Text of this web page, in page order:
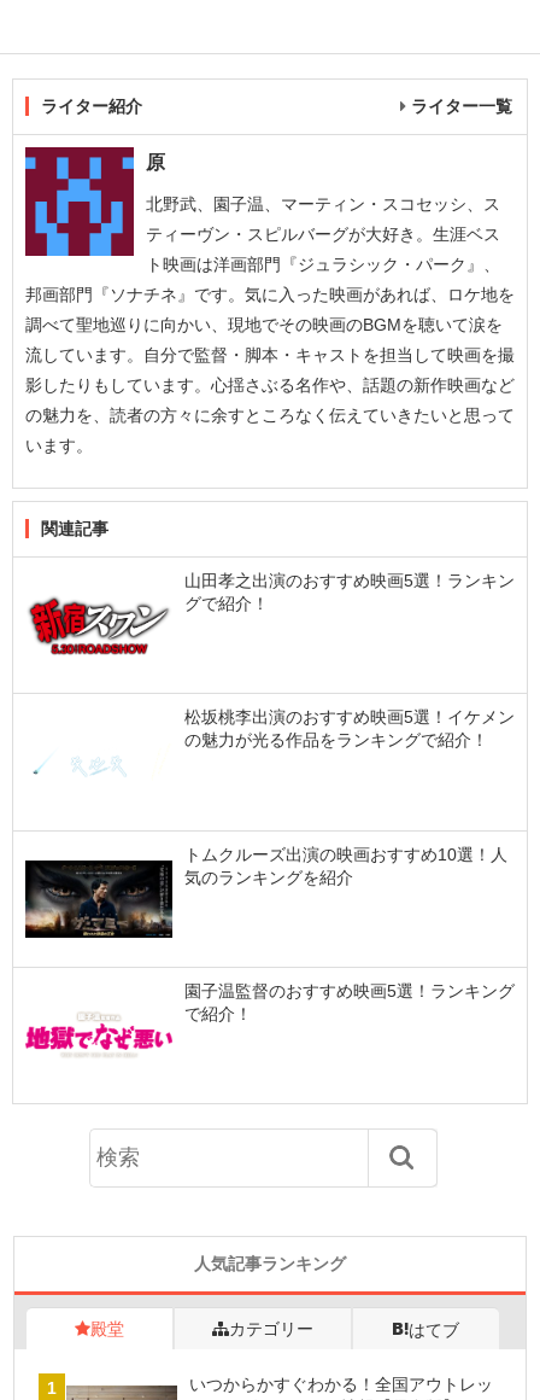
ライター紹介 ライター一覧
原
北野武、園子温、マーティン・スコセッシ、ス
ティーヴン・スピルバーグが大好き。生涯ベス
ト映画は洋画部門『ジュラシック・パーク』、
邦画部門『ソナチネ』です。気に入った映画があれば、ロケ地を
調べて聖地巡りに向かい、現地でその映画のBGMを聴いて涙を
流しています。自分で監督・脚本・キャストを担当して映画を撮
影したりもしています。心揺さぶる名作や、話題の新作映画など
の魅力を、読者の方々に余すところなく伝えていきたいと思って
います。
関連記事
山田孝之出演のおすすめ映画5選！ランキン
グで紹介！
松坂桃李出演のおすすめ映画5選！イケメン
の魅力が光る作品をランキングで紹介！
トムクルーズ出演の映画おすすめ10選！人
気のランキングを紹介
園子温監督のおすすめ映画5選！ランキング
で紹介！
人気記事ランキング
殿堂 カテゴリー はてブ
いつからかすぐわかる！全国アウトレッ